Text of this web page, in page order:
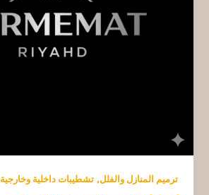
ترميم المنازل والفلل,تشطيبات داخلية وخارجية